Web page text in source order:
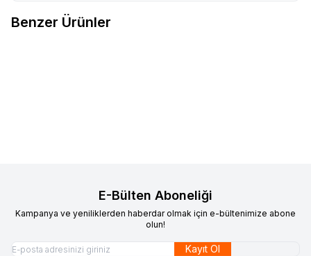
Benzer Ürünler
E-Bülten Aboneliği
Kampanya ve yeniliklerden haberdar olmak için e-bültenimize abone
olun!
Kayıt Ol